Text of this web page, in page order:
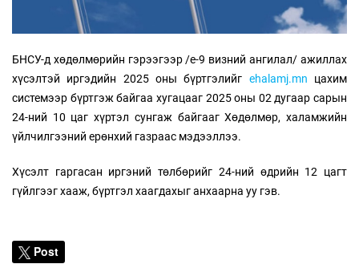
БНСУ-д хөдөлмөрийн гэрээгээр /е-9 визний ангилал/ ажиллах
хүсэлтэй иргэдийн 2025 оны бүртгэлийг ehalamj.mn цахим
системээр бүртгэж байгаа хугацааг 2025 оны 02 дугаар сарын
24-ний 10 цаг хүртэл сунгаж байгааг Хөдөлмөр, халамжийн
үйлчилгээний ерөнхий газраас мэдээллээ.
Хүсэлт гаргасан иргэний төлбөрийг 24-ний өдрийн 12 цагт
гүйлгээг хааж, бүртгэл хаагдахыг анхаарна уу гэв.
Post